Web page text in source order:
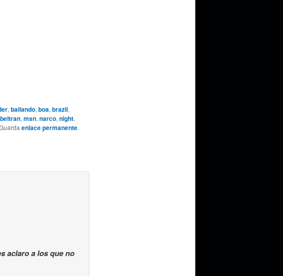
,bailando,boa,brazil,
,msn,narco,night,
enlace permanente.
aclaro a los que no